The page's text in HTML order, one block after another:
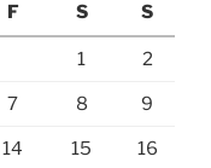
F S S
1 2
7 8 9
14 15 16